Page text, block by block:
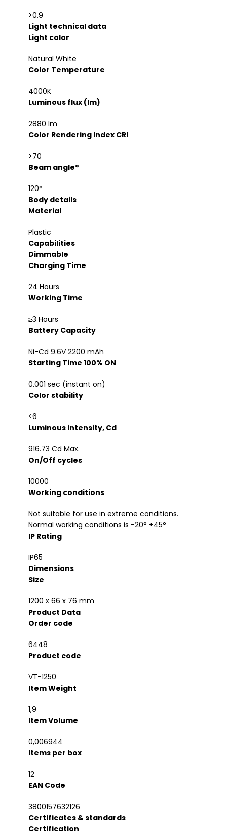
>0.9
Light technical data
Light color
Natural White
Color Temperature
4000K
Luminous flux (lm)
2880 lm
Color Rendering Index CRI
>70
Beam angle°
120°
Body details
Material
Plastic
Capabilities
Dimmable
Charging Time
24 Hours
Working Time
≥3 Hours
Battery Capacity
Ni-Cd 9.6V 2200 mAh
Starting Time 100% ON
0.001 sec (instant on)
Color stability
<6
Luminous intensity, Cd
916.73 Cd Max.
On/Off cycles
10000
Working conditions
Not suitable for use in extreme conditions.
Normal working conditions is -20° +45°
IP Rating
IP65
Dimensions
Size
1200 x 66 x 76 mm
Product Data
Order code
6448
Product code
VT-1250
Item Weight
1,9
Item Volume
0,006944
Items per box
12
EAN Code
3800157632126
Certificates & standards
Certification